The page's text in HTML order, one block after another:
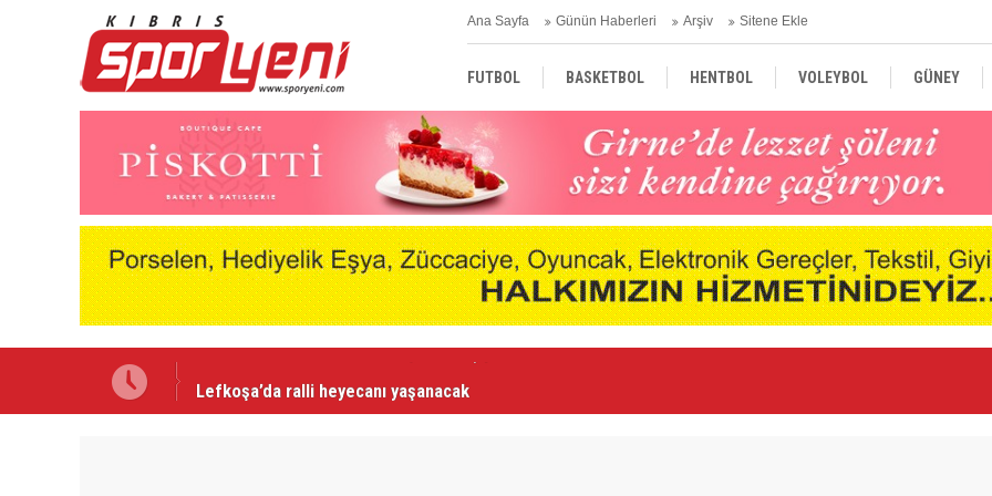
Ana Sayfa Günün Haberleri Arşiv Sitene Ekle
FUTBOL BASKETBOL HENTBOL VOLEYBOL GÜNEY
TÜRKİYE AVRUPA DÜNYA
Lefkoşa’da ralli heyecanı yaşanacak